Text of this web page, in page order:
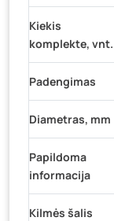
Kiekis
komplekte, vnt.
Padengimas
Diametras, mm
Papildoma
informacija
Kilmės šalis